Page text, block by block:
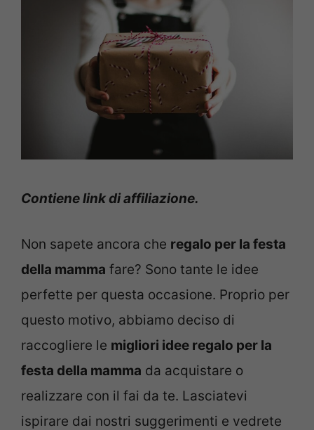
Contiene link di affiliazione.
Non sapete ancora che regalo per la festa
della mamma fare? Sono tante le idee
perfette per questa occasione. Proprio per
questo motivo, abbiamo deciso di
raccogliere le migliori idee regalo per la
festa della mamma da acquistare o
realizzare con il fai da te. Lasciatevi
ispirare dai nostri suggerimenti e vedrete